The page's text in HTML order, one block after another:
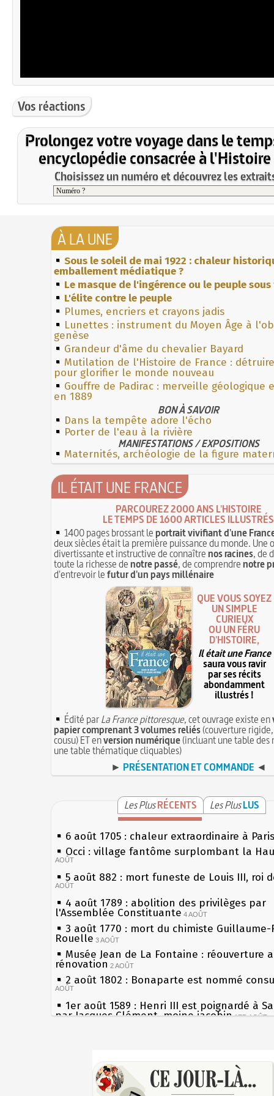
Vos réactions
Prolongez votre voyage dans le
encyclopédie consacrée à l'Histoire
Choisissez un numéro et découvrez les
À LA UNE
Sous le soleil de mai 1922 : chaleur
emballement médiatique ?
Le masque de l'ingérence ou le peuple
L'élite contre le peuple
Plumes, encriers et crayons jadis
Lunettes : instrument du Moyen Âge à
genèse
Grandeur d'âme du chevalier Bayard
Mutilation de l'Histoire de France :
pour glorifier le monde nouveau
Gouffre de Padirac : merveille géologique
en 1889
BON À SAVOIR
Dans la tempête adore l'écho
Porter de l'eau à la rivière
MANIFESTATIONS / EXPOSITIONS
Maternités, archéologie de la figure
IL ÉTAIT UNE FRANCE
PARCOUREZ 2000 ANS L'HISTOIRE
LE TEMPS DE 1600 ARTICLES ILLUSTRÉS
1400 pages brossant leportrait vivifiant d'une
deux siècles était la première puissance du monde. Une
divertissante et instructive de connaîtrenos racines, de
toute la richesse denotre passé, de comprendrenotre
d'entrevoir lefutur d'un pays millénaire
QUE VOUS SOYEZ
UN SIMPLE
CURIEUX
OU UN FÉRU
D'HISTOIRE,
Il était une France
saura vous ravir
par ses récits
abondamment
illustrés !
Édité parLa France pittoresque, cet ouvrage existe en
papier comprenant 3 volumes reliés(couverture
cousu) ET enversion numérique(incluant une table des
une table thématique cliquables)
► PRÉSENTATION ET COMMANDE ◄
Les PlusRÉCENTS Les PlusLUS
6 août 1705 : chaleur extraordinaire à Paris
Occi : village fantôme surplombant la
AOÛT
5 août 882 : mort funeste de Louis III, roi
AOÛT
4 août 1789 : abolition des privilèges par
l'Assemblée Constituante 4 AOÛT
3 août 1770 : mort du chimiste Guillaume-
Rouelle 3 AOÛT
Musée Jean de La Fontaine : réouverture
rénovation 2 AOÛT
2 août 1802 : Bonaparte est nommé
AOÛT
1er août 1589 : Henri III est poignardé à
par Jacques Clément, moine jacobin 1ER AOÛT
Chocolat Poulain 30 JUILLET
29 juillet 1881 : loi sur la liberté de la
les siècles
27 mai 1610 : supplice de François
du roi Henri IV